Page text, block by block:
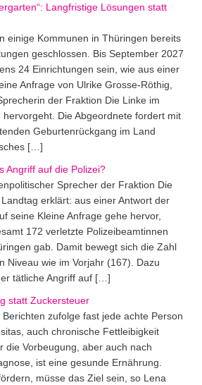
Langfristige Lösungen statt
einige Kommunen in Thüringen bereits
geschlossen. Bis September 2027
24 Einrichtungen sein, wie aus einer
Anfrage von Ulrike Grosse-Röthig,
der Fraktion Die Linke im
Die Abgeordnete fordert mit
Geburtenrückgang im Land
[…]
Angriff auf die Polizei?
Sprecher der Fraktion Die
erklärt: aus einer Antwort der
seine Kleine Anfrage gehe hervor,
172 verletzte Polizeibeamtinnen
gab. Damit bewegt sich die Zahl
Niveau wie im Vorjahr (167). Dazu
tätliche Angriff auf […]
statt Zuckersteuer
zufolge fast jede achte Person
auch chronische Fettleibigkeit
die Vorbeugung, aber auch nach
ist eine gesunde Ernährung.
müsse das Ziel sein, so Lena